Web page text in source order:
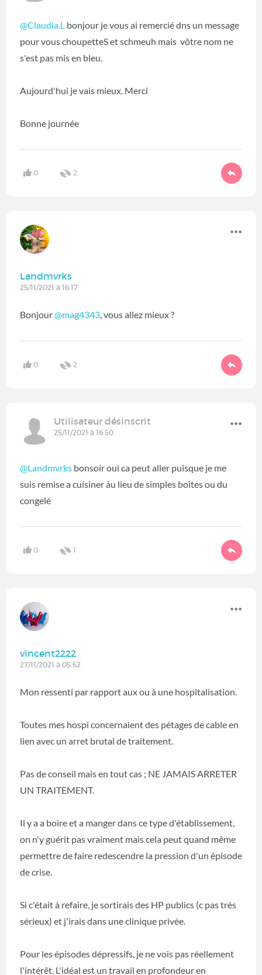
@Claudia.L bonjour je vous ai remercié dns un message
pour vous choupetteS et schmeuh mais vôtre nom ne
s'est pas mis en bleu.
Aujourd'hui je vais mieux. Merci
Bonne journée
0 2
Landmvrks
25/11/2021 à 16:17
Bonjour@mag4343‍, vous allez mieux ?
0 2
Utilisateur désinscrit
25/11/2021 à 16:50
@Landmvrks bonsoir oui ca peut aller puisque je me
suis remise a cuisiner àu lieu de simples boîtes ou du
congelé
0 1
vincent2222
27/11/2021 à 05:52
Mon ressenti par rapport aux ou à une hospitalisation.
Toutes mes hospi concernaient des pétages de cable en
lien avec un arret brutal de traitement.
Pas de conseil mais en tout cas ; NE JAMAIS ARRETER
UN TRAITEMENT.
Il y a a boire et a manger dans ce type d'établissement,
on n'y guérit pas vraiment mais cela peut quand même
permettre de faire redescendre la pression d'un épisode
de crise.
Si c'était à refaire, je sortirais des HP publics (c pas très
sérieux) et j'irais dans une clinique privée.
Pour les épisodes dépressifs, je ne vois pas réellement
l'intérêt. L'idéal est un travail en profondeur en